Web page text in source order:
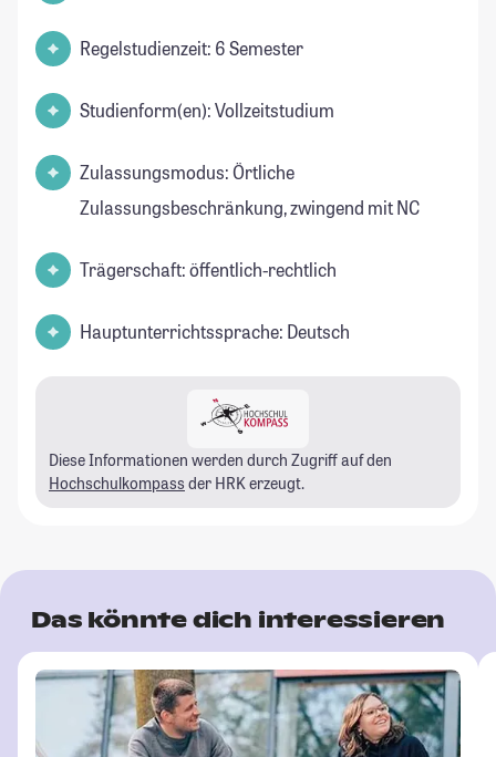
Regelstudienzeit: 6 Semester
Studienform(en): Vollzeitstudium
Zulassungsmodus: Örtliche
Zulassungsbeschränkung, zwingend mit NC
Trägerschaft: öffentlich-rechtlich
Hauptunterrichtssprache: Deutsch
Diese Informationen werden durch Zugriff auf den
Hochschulkompass der HRK erzeugt.
Das könnte dich interessieren